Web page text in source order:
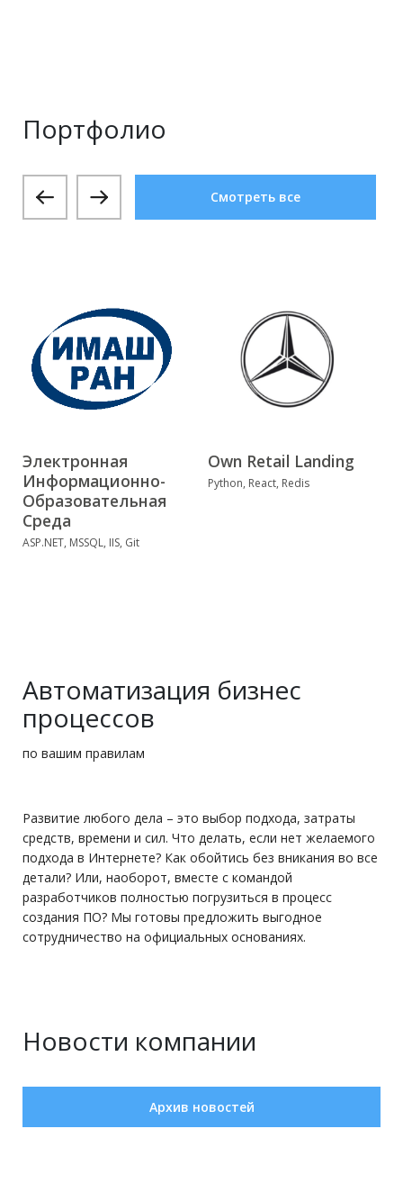
Портфолио
Смотреть все
Электронная
Информационно-
Образовательная
Среда
ASP.NET, MSSQL, IIS, Git
Own Retail Landing
Python, React, Redis
Автоматизация бизнес
процессов
по вашим правилам
Развитие любого дела – это выбор подхода, затраты
средств, времени и сил. Что делать, если нет желаемого
подхода в Интернете? Как обойтись без вникания во все
детали? Или, наоборот, вместе с командой
разработчиков полностью погрузиться в процесс
создания ПО? Мы готовы предложить выгодное
сотрудничество на официальных основаниях.
Новости компании
Архив новостей